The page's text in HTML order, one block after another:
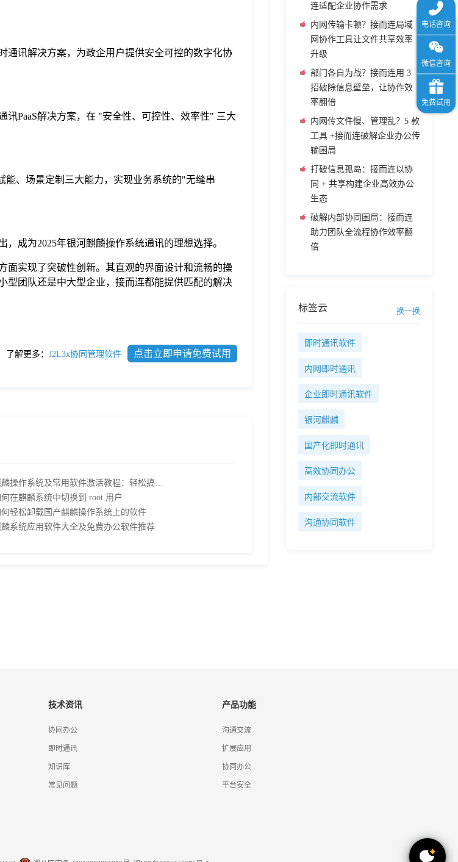
通讯解决方案，为政企用户提供安全可控的数字化协
PaaS解决方案，在 "安全性、可控性、效率性" 三大
、场景定制三大能力，实现业务系统的"无缝串
成为2025年银河麒麟操作系统通讯的理想选择。
面实现了突破性创新。其直观的界面设计和流畅的操
型团队还是中大型企业，接而连都能提供匹配的解决
了解更多： J2L3x协同管理软件 点击立即申请免费试用
麒麟操作系统及常用软件激活教程：轻松搞定WPS与数科OFD的激活
在麒麟系统中切换到 root 用户
轻松卸载国产麒麟操作系统上的软件
麟系统应用软件大全及免费办公软件推荐
连适配企业协作需求
内网传输卡顿？接而连局域
网协作工具让文件共享效率
升级
部门各自为战？接而连用 3
招破除信息壁垒，让协作效
率翻倍
内网传文件慢、管理乱？5 款
工具 +接而连破解企业办公传
输困局
打破信息孤岛：接而连以协
同 + 共享构建企业高效办公
生态
破解内部协同困局：接而连
助力团队全流程协作效率翻
倍
标签云 换一换
即时通讯软件
内网即时通讯
企业即时通讯软件
银河麒麟
国产化即时通讯
高效协同办公
内部交流软件
沟通协同软件
技术资讯
协同办公
即时通讯
知识库
常见问题
产品功能
沟通交流
扩展应用
协同办公
平台安全